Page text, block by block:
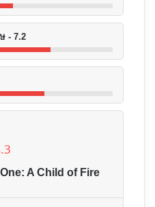
- 7.2
A Child of Fire